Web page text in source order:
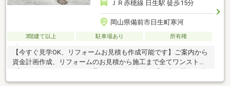
ＪＲ赤穂線 日生駅 徒歩15分
岡山県備前市日生町寒河
3階建て以上 駐車場あり 所有権
【今すぐ見学OK、リフォームお見積も作成可能です】ご案内から
資金計画作成、リフォームのお見積から施工まで全てワンストッ
プでネクステージホームが承ります♪ ■赤穂線「日生」駅まで徒
歩15分♪■バルコニーから日生湾の景色を一望♪■海辺の閑静な住宅